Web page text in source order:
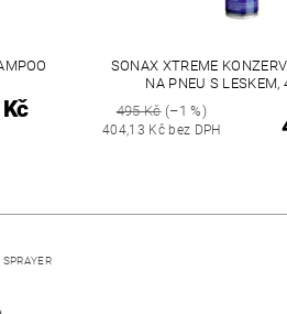
SONAX XTREME
NA PNEU S LESKEM,
495 Kč(–1 %)
404,13 Kč bez DPH